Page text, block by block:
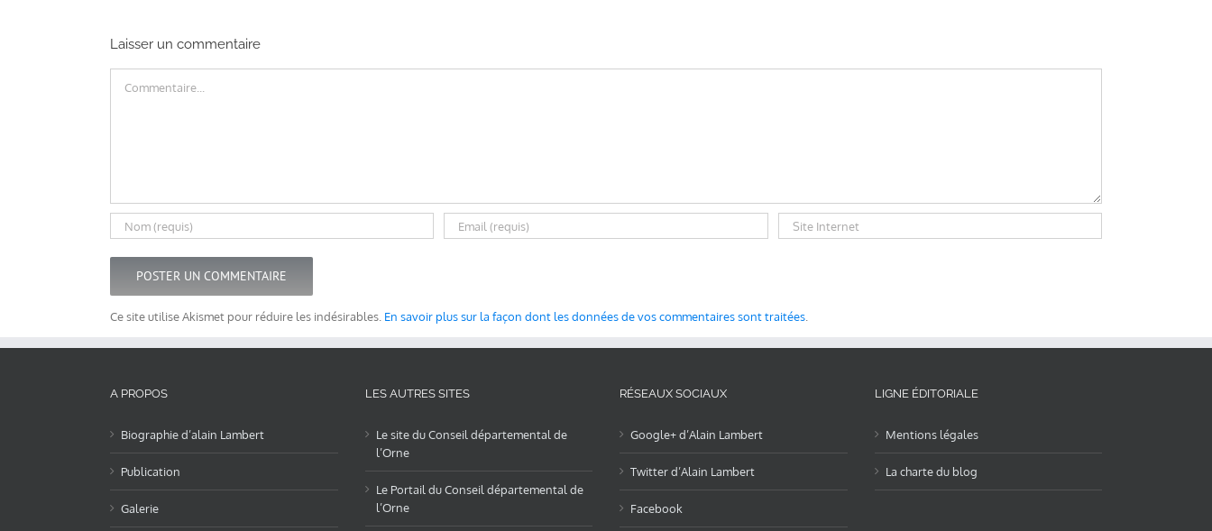
Laisser un commentaire
Ce site utilise Akismet pour réduire les indésirables. En savoir plus sur la façon dont les données de vos commentaires sont traitées
A PROPOS
Biographie d’alain Lambert
Publication
Galerie
LES AUTRES SITES
Le site du Conseil départemental de
l’Orne
Le Portail du Conseil départemental de
l’Orne
RÉSEAUX SOCIAUX
Google+ d’Alain Lambert
Twitter d’Alain Lambert
Facebook
LIGNE ÉDITORIALE
Mentions légales
La charte du blog